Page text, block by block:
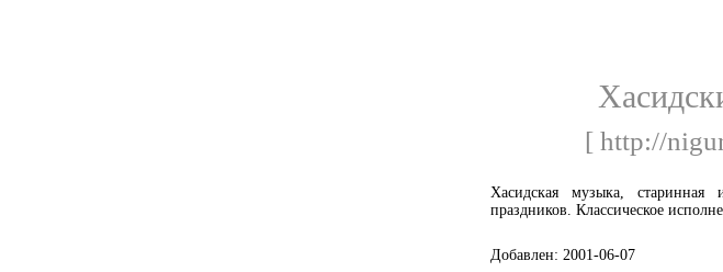
[ http://
Хасидская музыка,
праздников. Классическое
Добавлен: 2001-06-07